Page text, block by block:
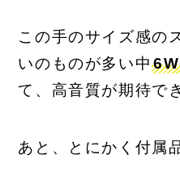
この手のサイズ感の
いのものが多い中
て、高音質が期待で
あと、とにかく付属